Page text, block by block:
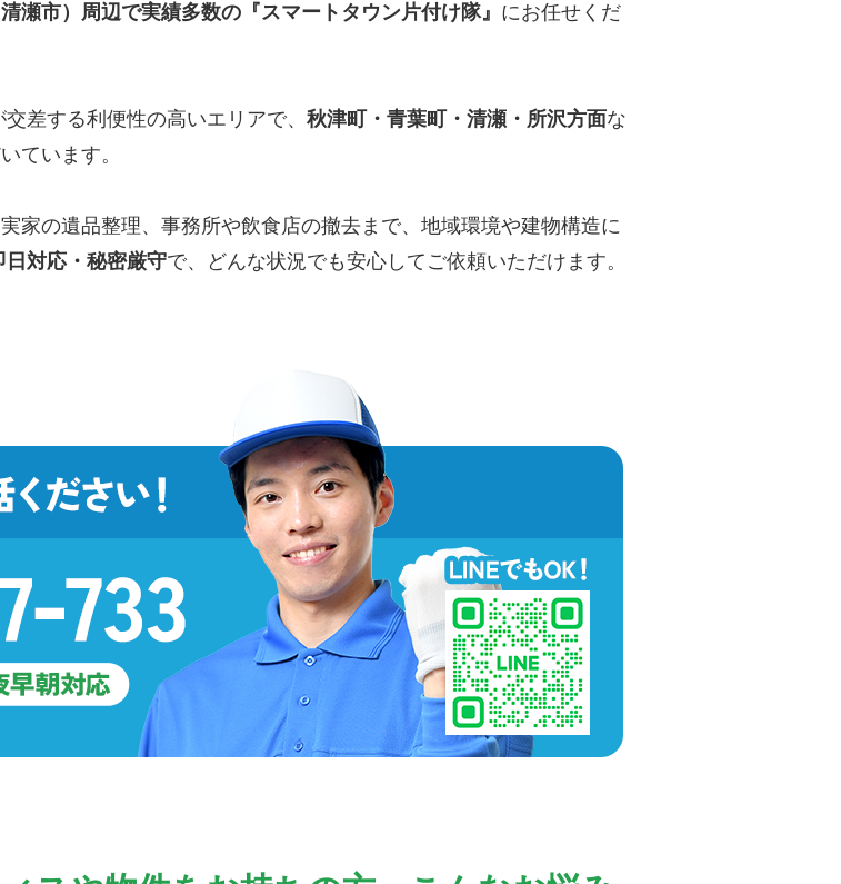
瀬市）周辺で実績多数の『スマートタウン片付け隊』 にお任せくだ
交差する利便性の高いエリアで、 秋津町・青葉町・清瀬・所沢方面な
ています。
家の遺品整理、事務所や飲食店の撤去まで、地域環境や建物構造に
対応・秘密厳守で、どんな状況でも安心してご依頼いただけます。